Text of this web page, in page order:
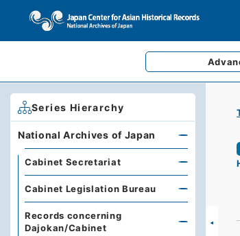
Series Hierarchy
National Archives of Japan
Cabinet Secretariat
Cabinet Legislation Bureau
Records concerning
Dajokan/Cabinet